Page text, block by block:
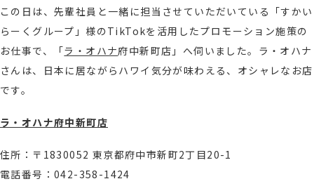
この日は、先輩社員と一緒に担当させていただいている「すかい
らーくグループ」様のTikTokを活用したプロモーション施策の
お仕事で、「ラ・オハナ府中新町店」へ伺いました。 ラ・オハナ
さんは、日本に居ながらハワイ気分が味わえる、オシャレなお店
です。
ラ・オハナ府中新町店
住所：〒1830052 東京都府中市新町2丁目20-1
電話番号：042-358-1424